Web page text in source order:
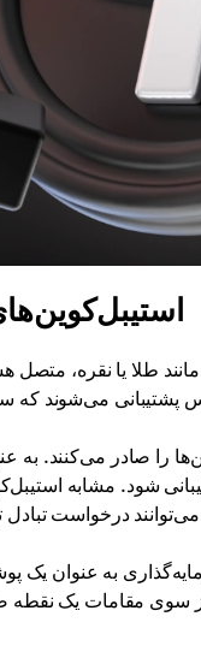
طلا یا نقره، متصل
را صادر می‌کنند.
شود. مشابه
سوی مقامات یک نقطه